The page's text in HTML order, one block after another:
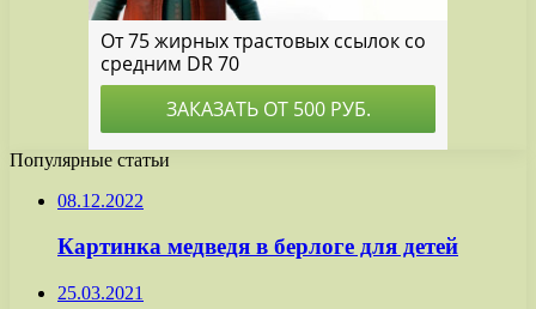
Популярные статьи
08.12.2022
Картинка медведя в берлоге для детей
25.03.2021